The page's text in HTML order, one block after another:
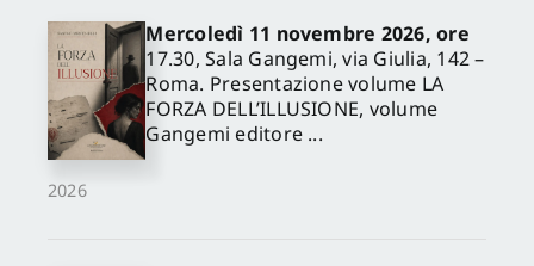
2026
Mercoledì 11 novembre 2026, ore
17.30, Sala Gangemi, via Giulia, 142 –
Roma. Presentazione volume LA
FORZA DELL’ILLUSIONE, volume
Gangemi editore ...